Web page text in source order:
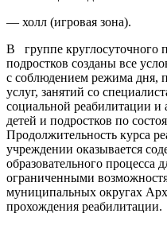
— холл (игровая зона).
В группе круглосуточного
подростков созданы все
с соблюдением режима дня,
услуг, занятий со
социальной реабилитации
детей и подростков по
Продолжительность курса
учреждении оказывается
образовательного процесса
ограниченными
муниципальных округах
прохождения реабилитации.